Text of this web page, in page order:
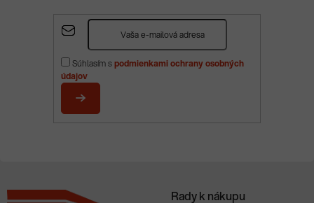
Súhlasím spodmienkami ochrany osobných
údajov
PRIHLÁSIŤ
Rady k nákupu